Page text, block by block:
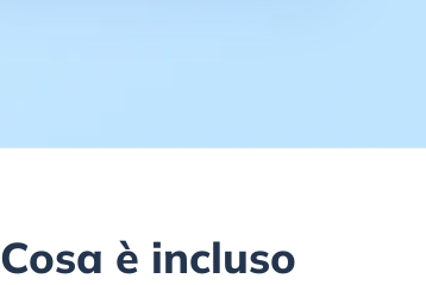
Cosa è incluso